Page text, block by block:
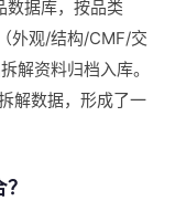
据库，按品类
外观/结构/CMF/交
解资料归档入库。
解数据，形成了一